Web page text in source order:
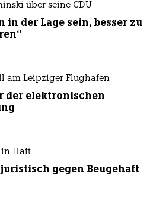
über seine CDU
in der Lage sein, besser zu
am Leipziger Flughafen
der elektronischen
Haft
juristisch gegen Beugehaft